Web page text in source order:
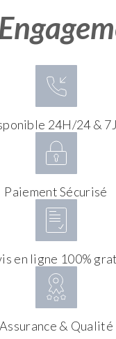
24H/24 &
Paiement Sécurisé
en ligne 100%
Assurance & Qualité